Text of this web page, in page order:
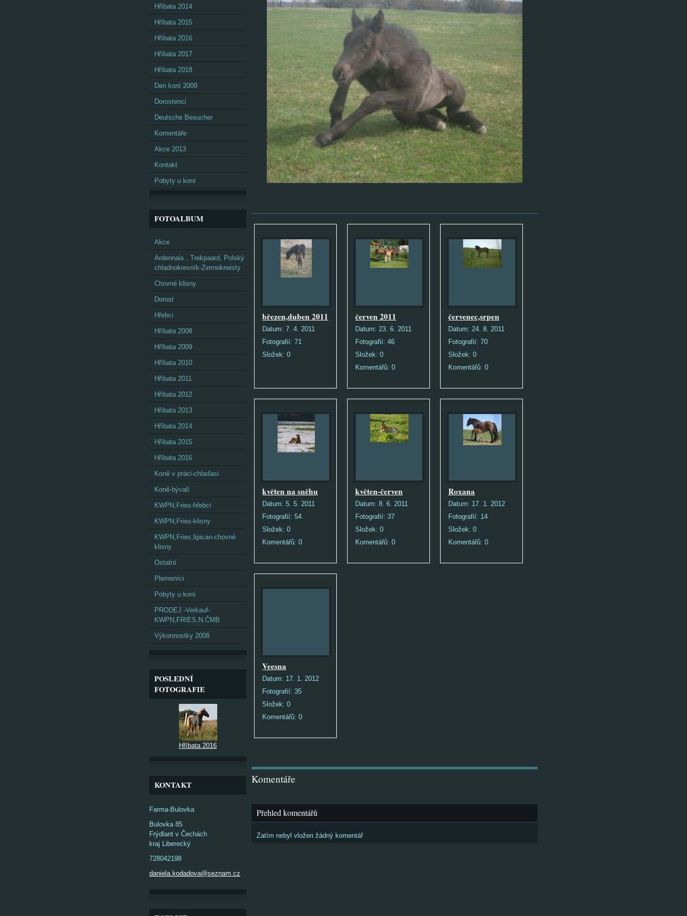
březen,duben 2011
Datum: 7. 4. 2011
Fotografií: 71
Složek: 0
červen 2011
Datum: 23. 6. 2011
Fotografií: 46
Složek: 0
Komentářů: 0
červenec,srpen
Datum: 24. 8. 2011
Fotografií: 70
Složek: 0
Komentářů: 0
květen na sněhu
Datum: 5. 5. 2011
Fotografií: 54
Složek: 0
Komentářů: 0
květen-červen
Datum: 8. 6. 2011
Fotografií: 37
Složek: 0
Komentářů: 0
Roxana
Datum: 17. 1. 2012
Fotografií: 14
Složek: 0
Komentářů: 0
Veesna
Datum: 17. 1. 2012
Fotografií: 35
Složek: 0
Komentářů: 0
Komentáře
Přehled komentářů
Zatím nebyl vložen žádný komentář
Hříbata 2014
Hříbata 2015
Hříbata 2016
Hříbata 2017
Hříbata 2018
Den koní 2009
Dorostenci
Deutsche Besucher
Komentáře
Akce 2013
Kontakt
Pobyty u koní
FOTOALBUM
Akce
Ardennais , Trekpaard, Polský
chladnokrevník-Zimnokrwisty
Chovné klisny
Dorost
Hřebci
Hříbata 2008
Hříbata 2009
Hříbata 2010
Hříbata 2011
Hříbata 2012
Hříbata 2013
Hříbata 2014
Hříbata 2015
Hříbata 2016
Koně v práci-chlaďasi
Koně-bývalí
KWPN,Fries-hřebci
KWPN,Fries-klisny
KWPN,Fries,lipican-chovné
klisny
Ostatní
Plemeníci
Pobyty u koní
PRODEJ -Verkauf-
KWPN,FRIES,N,ČMB
Výkonnostky 2008
POSLEDNÍ
FOTOGRAFIE
Hříbata 2016
KONTAKT
Farma-Bulovka
Bulovka 85
Frýdlant v Čechách
kraj Liberecký
728042198
daniela.kodadova@seznam.cz